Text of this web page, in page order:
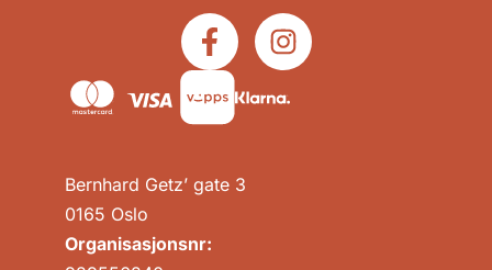
Bernhard Getz’ gate 3
0165 Oslo
Organisasjonsnr: